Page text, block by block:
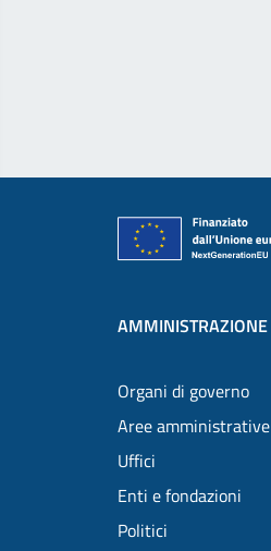
AMMINISTRAZIONE
Organi di governo
Aree amministrative
Uffici
Enti e fondazioni
Politici